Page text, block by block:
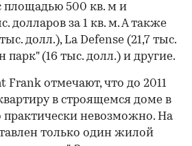
площадью 500 кв. м и
долларов за 1 кв. м. А также
долл.), La Defense (21,7 тыс.
(16 тыс. долл.) и другие.
Frank отмечают, что до 2011
в строящемся доме в
невозможно. На
только один жилой